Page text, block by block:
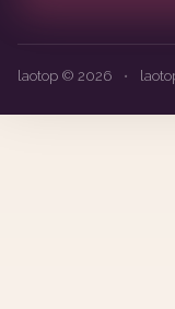
laotop © 2026 •